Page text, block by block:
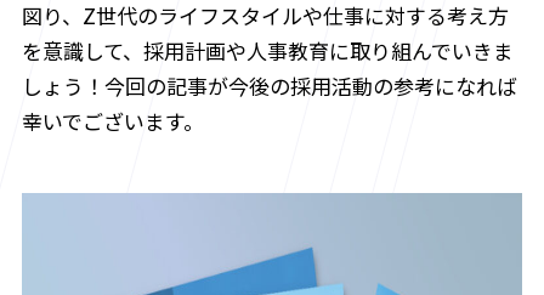
図り、Z世代のライフスタイルや仕事に対する考え方
を意識して、採用計画や人事教育に取り組んでいきま
しょう！今回の記事が今後の採用活動の参考になれば
幸いでございます。